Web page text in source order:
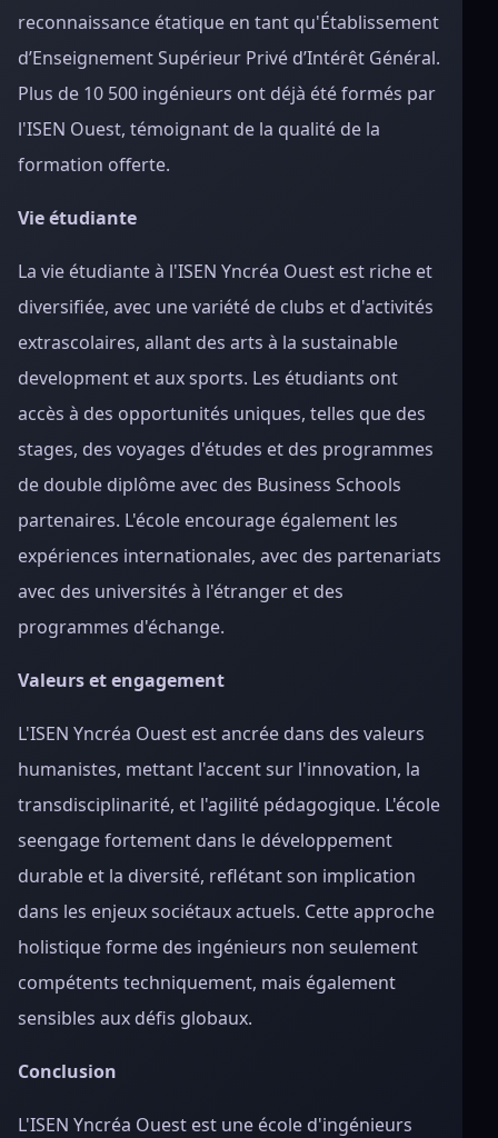
reconnaissance étatique en tant qu'Établissement
d’Enseignement Supérieur Privé d’Intérêt Général.
Plus de 10 500 ingénieurs ont déjà été formés par
l'ISEN Ouest, témoignant de la qualité de la
formation offerte.
Vie étudiante
La vie étudiante à l'ISEN Yncréa Ouest est riche et
diversifiée, avec une variété de clubs et d'activités
extrascolaires, allant des arts à la sustainable
development et aux sports. Les étudiants ont
accès à des opportunités uniques, telles que des
stages, des voyages d'études et des programmes
de double diplôme avec des Business Schools
partenaires. L'école encourage également les
expériences internationales, avec des partenariats
avec des universités à l'étranger et des
programmes d'échange.
Valeurs et engagement
L'ISEN Yncréa Ouest est ancrée dans des valeurs
humanistes, mettant l'accent sur l'innovation, la
transdisciplinarité, et l'agilité pédagogique. L'école
seengage fortement dans le développement
durable et la diversité, reflétant son implication
dans les enjeux sociétaux actuels. Cette approche
holistique forme des ingénieurs non seulement
compétents techniquement, mais également
sensibles aux défis globaux.
Conclusion
L'ISEN Yncréa Ouest est une école d'ingénieurs